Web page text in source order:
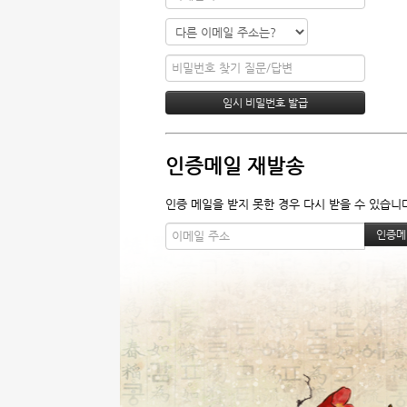
인증메일 재발송
인증 메일을 받지 못한 경우 다시 받을 수 있습니